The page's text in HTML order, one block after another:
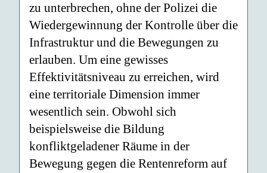
zu unterbrechen, ohne der Polizei die
Wiedergewinnung der Kontrolle über die
Infrastruktur und die Bewegungen zu
erlauben. Um eine gewisses
Effektivitätsniveau zu erreichen, wird
eine territoriale Dimension immer
wesentlich sein. Obwohl sich
beispielsweise die Bildung
konfliktgeladener Räume in der
Bewegung gegen die Rentenreform auf